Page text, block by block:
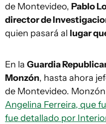
de Montevideo, Pablo
director de
quien pasará al lugar
En la Guardia
Monzón, hasta ahora
de Montevideo.
Angelina Ferreira, que
fue detallado por